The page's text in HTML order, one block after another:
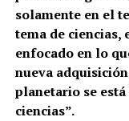
solamente en el
tema de ciencias,
enfocado en lo
nueva
planetario se
ciencias”.